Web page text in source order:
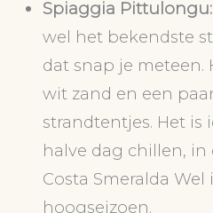
Spiaggia Pittulongu:
wel het bekendste
dat snap je meteen.
wit zand en een
strandtentjes. Het is
halve dag chillen,
Costa Smeralda
hoogseizoen.